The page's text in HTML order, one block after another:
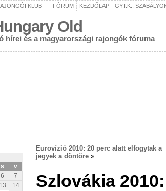
KLUB FÓRUM KEZDŐLAP GY.I.K.,
Old
hírei és a magyarországi rajongók fóruma
s
v
6
7
13
14
Eurovízió 2010: 20 perc alatt elfogytak a
jegyek a döntőre »
Szlovákia